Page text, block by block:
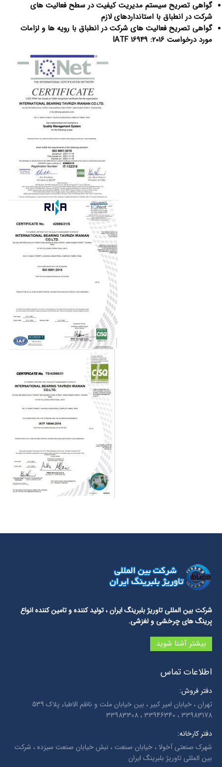
گواهی تصریح سیستم مدیریت کیفیت در سطح فعالیت های
شرکتدر انطباق با استانداردهای لازم
گواهی تصریح فعالیت های شرکت در انطباق با رویه ها و لزامات
مورد درخواست IATF 16949 :2016
شرکت بین المللی تاوریژ بلبرینگ ایران، تولید کننده و تامین کننده انواع
بِرینگ های چرخشی و لغزشی.
بیشتر آشنا شوید
اطلاعات تماس
دفتر فروش:
تهران ، خیابان امیر کبیر ، بین خیابان ملت و ناظم الاطباء پلاک 539
33983178 ، 33946340 ، 33983308
دفتر کارخانه:
شهرک صنعتی آخولا ، خیابان صنعت ، نبش خیابان صنعت سیزده ، شرکت
بین المللی تاوریژ بلبرینگ ایران